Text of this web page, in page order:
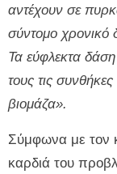
αντέχουν σε
σύντομο χρονικό
Τα εύφλεκτα
τους τις
βιομάζα».
Σύμφωνα με τον
καρδιά του